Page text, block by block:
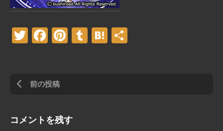
Twitter
Facebook
Pinterest
TumblrHatena
前の投稿
コメントを残す